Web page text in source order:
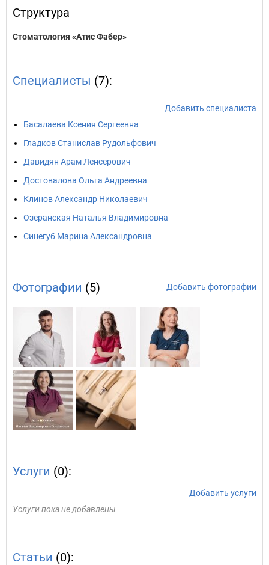
Структура
Стоматология «Атис Фабер»
Специалисты (7):
Добавить специалиста
Басалаева Ксения Сергеевна
Гладков Станислав Рудольфович
Давидян Арам Ленсерович
Достовалова Ольга Андреевна
Клинов Александр Николаевич
Озеранская Наталья Владимировна
Синегуб Марина Александровна
Фотографии (5) Добавить фотографии
Услуги (0):
Добавить услуги
Услуги пока не добавлены
Статьи (0):